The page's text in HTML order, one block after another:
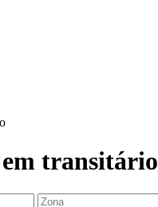
transitário